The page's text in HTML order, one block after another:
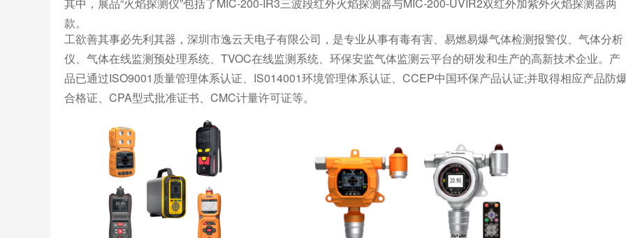
款。
工欲善其事必先利其器，深圳市逸云天电子有限公司，是专业从事有毒有害、易燃易爆气体检测报警仪、气体分析
仪、气体在线监测预处理系统、TVOC在线监测系统、环保安监气体监测云平台的研发和生产的高新技术企业。产
品已通过ISO9001质量管理体系认证、IS014001环境管理体系认证、CCEP中国环保产品认证;并取得相应产品防
合格证、CPA型式批准证书、CMC计量许可证等。